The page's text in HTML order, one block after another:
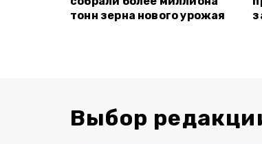
тонн зерна нового урожая
Выбор